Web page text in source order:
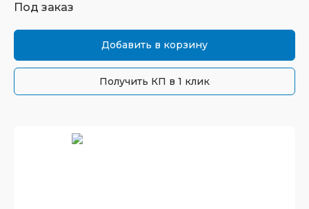
Под заказ
Добавить в корзину
Получить КП в 1 клик